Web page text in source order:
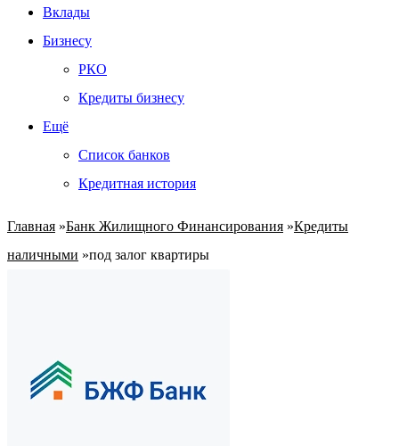
Вклады
Бизнесу
РКО
Кредиты бизнесу
Ещё
Список банков
Кредитная история
Главная »Банк Жилищного Финансирования »Кредиты
наличными »под залог квартиры